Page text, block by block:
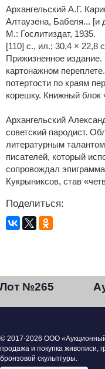
Архангельский А.Г.
Алтаузена, Бабеля... [и
М.: Гослитиздат, 1935.
[110] с., ил.; 30,4 × 22,8
Прижизненное
картонажном
потертости по краям
корешку. Книжный блок
Архангельский
советский пародист.
литературным
писателей, который
сопровождал
Кукрыниксов, став
Поделиться:
Лот №265
© 2017-2026 ООО
продажа и покупка живописи,
бронзовой скульптуры.